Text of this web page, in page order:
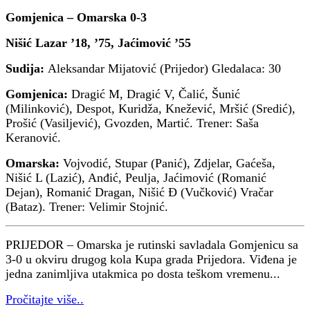
Gomjenica – Omarska 0-3
Nišić Lazar ’18, ’75, Jaćimović ’55
Sudija: Aleksandar Mijatović (Prijedor) Gledalaca: 30
Gomjenica: Dragić M, Dragić V, Čalić, Šunić
(Milinković), Despot, Kuridža, Knežević, Mršić (Sredić),
Prošić (Vasiljević), Gvozden, Martić. Trener: Saša
Keranović.
Omarska: Vojvodić, Stupar (Panić), Zdjelar, Gaćeša,
Nišić L (Lazić), Anđić, Peulja, Jaćimović (Romanić
Dejan), Romanić Dragan, Nišić Đ (Vučković) Vračar
(Bataz). Trener: Velimir Stojnić.
PRIJEDOR – Omarska je rutinski savladala Gomjenicu sa
3-0 u okviru drugog kola Kupa grada Prijedora. Viđena je
jedna zanimljiva utakmica po dosta teškom vremenu...
Pročitajte više..